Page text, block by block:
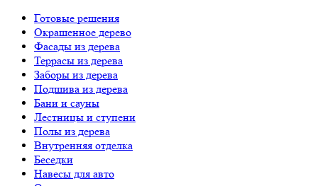
Готовые решения
Окрашенное дерево
Фасады из дерева
Террасы из дерева
Заборы из дерева
Подшива из дерева
Бани и сауны
Лестницы и ступени
Полы из дерева
Внутренняя отделка
Беседки
Навесы для авто